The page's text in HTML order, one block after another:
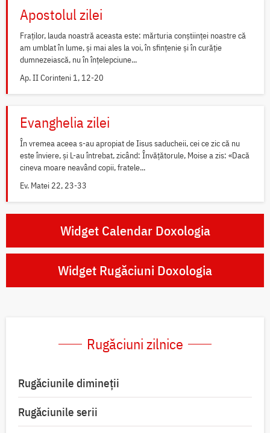
Apostolul zilei
Fraților, lauda noastră aceasta este: mărturia conștiinței noastre că
am umblat în lume, și mai ales la voi, în sfințenie și în curăție
dumnezeiască, nu în înțelepciune...
Ap. II Corinteni 1, 12-20
Evanghelia zilei
În vremea aceea s-au apropiat de Iisus saducheii, cei ce zic că nu
este înviere, și L-au întrebat, zicând: Învățătorule, Moise a zis: «Dacă
cineva moare neavând copii, fratele...
Ev. Matei 22, 23-33
Widget Calendar Doxologia
Widget Rugăciuni Doxologia
Rugăciuni zilnice
Rugăciunile dimineții
Rugăciunile serii